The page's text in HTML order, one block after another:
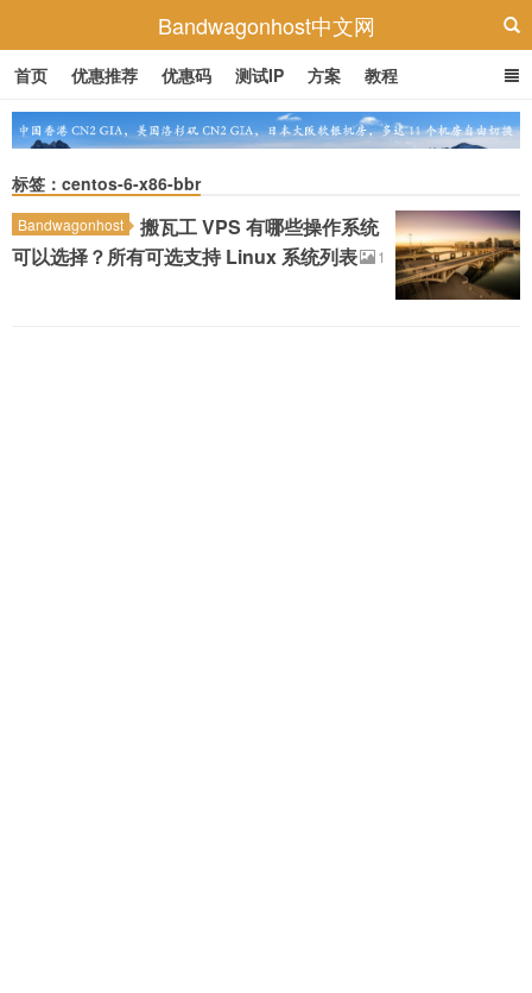
Bandwagonhost中文网
首页 优惠推荐 优惠码 测试IP 方案 教程
标签：centos-6-x86-bbr
Bandwagonhost
搬瓦工 VPS 有哪些操作系统
可以选择？所有可选支持 Linux 系统列表
1